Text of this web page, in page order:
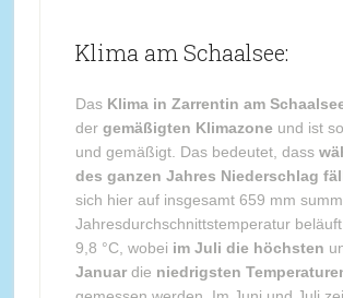
Klima am Schaalsee:
Das Klima in Zarrentin am
der gemäßigten Klimazone und ist
und gemäßigt. Das bedeutet, dass
des ganzen Jahres Niederschlag
sich hier auf insgesamt 659 mm
Jahresdurchschnittstemperatur
9,8 °C, wobei im Juli die höchsten
Januardie niedrigsten